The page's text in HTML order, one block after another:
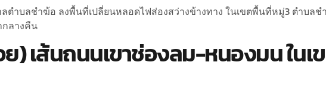
ตำบลชำฆ้อ ลงพื้นที่เปลี่ยนหลอดไฟส่องสว่างข้างทาง ในเขตพื้นที่หมู่3 ตำบลช
ลางคืน
) เส้นถนนเขาช่องลม-หนองมน ใน